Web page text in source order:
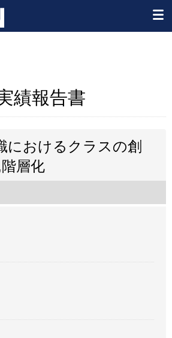
績報告書
におけるクラスの創
層化